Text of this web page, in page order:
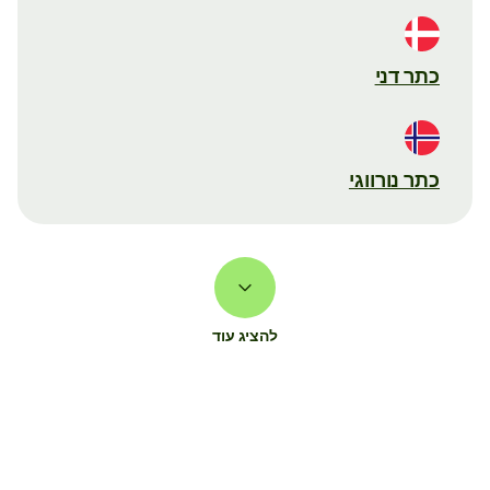
כתר דני
כתר נורווגי
להציג עוד